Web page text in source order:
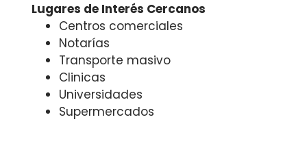
Lugares de Interés Cercanos
Centros comerciales
Notarías
Transporte masivo
Clinicas
Universidades
Supermercados